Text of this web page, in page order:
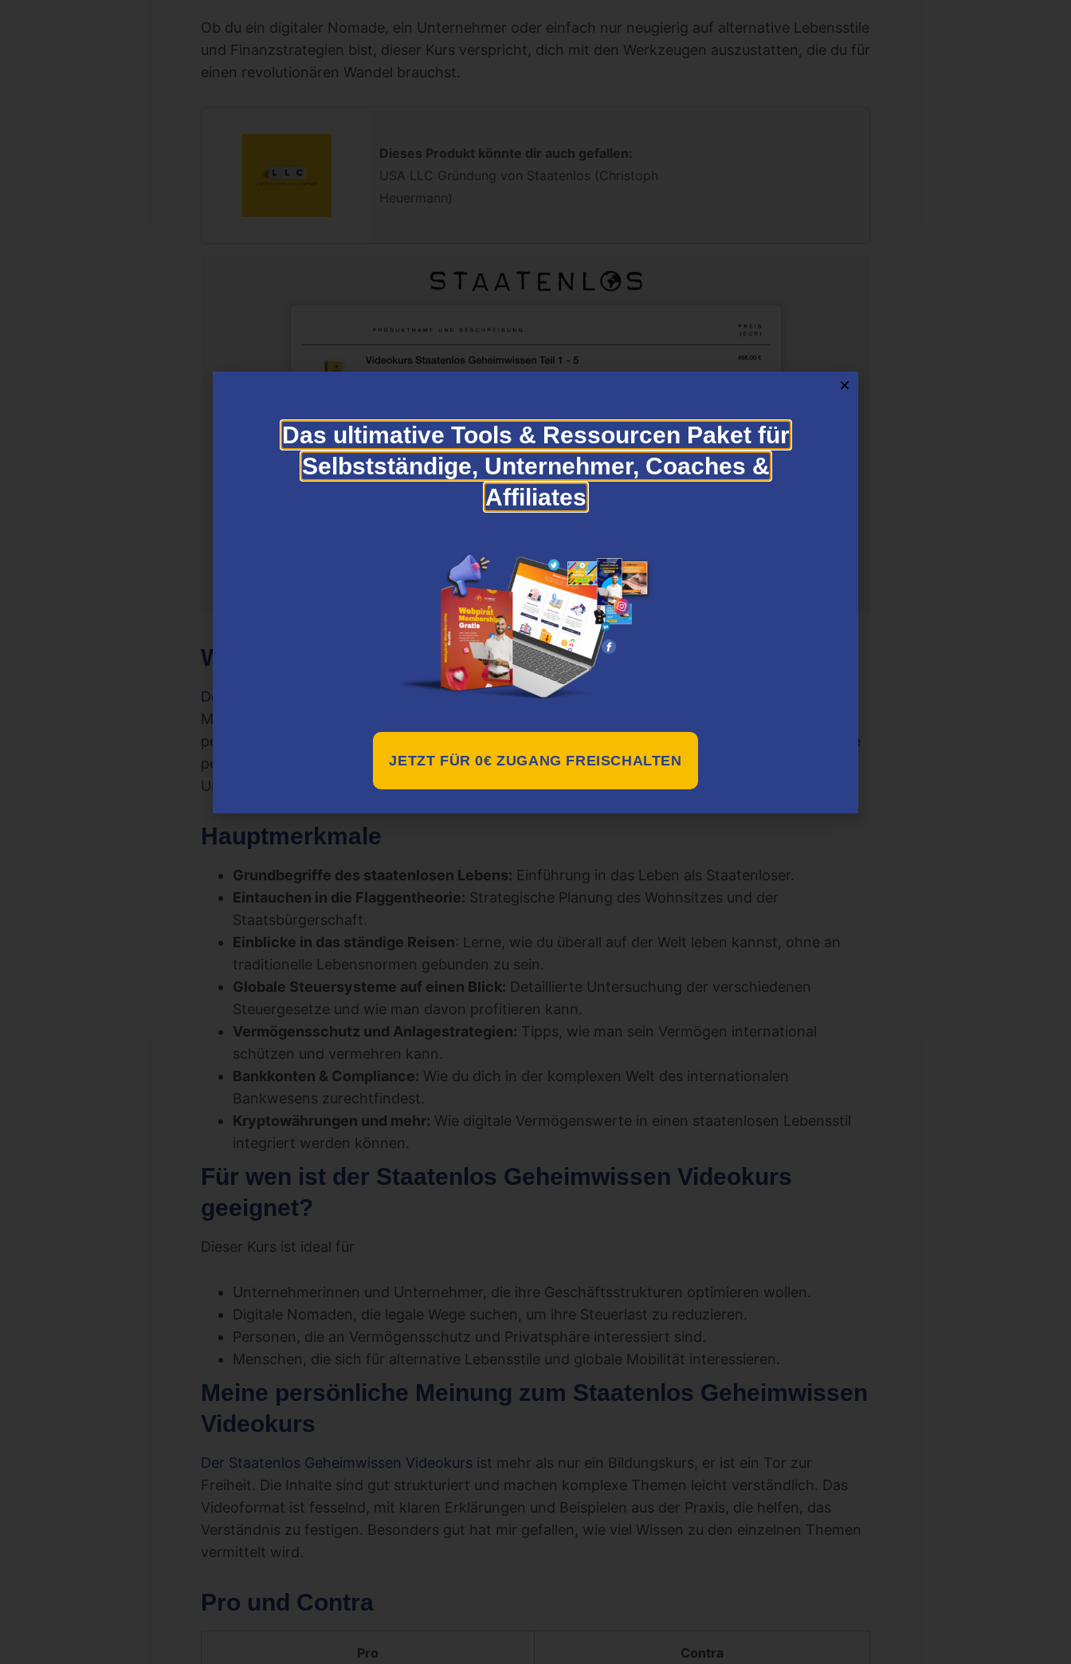
Ob du ein digitaler Nomade, ein Unternehmer oder einfach nur neugierig auf alternative Lebensstile
und Finanzstrategien bist, dieser Kurs verspricht, dich mit den Werkzeugen auszustatten, die du für
einen revolutionären Wandel brauchst.
Dieses Produkt könnte dir auch gefallen:
USA LLC Gründung von Staatenlos (Christoph
Heuermann)
Worum geht es im Staatenlos Geheimwissen Videokurs?
Der Staatenlos Geheimwissen Videokurs
deckt ein breites Themenspektrum ab, das sich an
Menschen richtet, die ihr Verständnis von globaler Staatsbürgerschaft, Steuerplanung und
persönlicher Freiheit erweitern wollen. Er erklärt, wie sich unterschiedliche Rechtssysteme auf die
persönliche und finanzielle Freiheit auswirken können und gibt praktische Tipps, wie man diese
Unterschiede zu seinem Vorteil nutzen kann.
Hauptmerkmale
Grundbegriffe des staatenlosen Lebens: Einführung in das Leben als Staatenloser.
Eintauchen in die Flaggentheorie: Strategische Planung des Wohnsitzes und der
Staatsbürgerschaft.
Einblicke in das ständige Reisen: Lerne, wie du überall auf der Welt leben kannst, ohne an
traditionelle Lebensnormen gebunden zu sein.
Globale Steuersysteme auf einen Blick: Detaillierte Untersuchung der verschiedenen
Steuergesetze und wie man davon profitieren kann.
Vermögensschutz und Anlagestrategien: Tipps, wie man sein Vermögen international
schützen und vermehren kann.
Bankkonten & Compliance: Wie du dich in der komplexen Welt des internationalen
Bankwesens zurechtfindest.
Kryptowährungen und mehr: Wie digitale Vermögenswerte in einen staatenlosen Lebensstil
integriert werden können.
Für wen ist der Staatenlos Geheimwissen Videokurs
geeignet?
Dieser Kurs ist ideal für
Unternehmerinnen und Unternehmer, die ihre Geschäftsstrukturen optimieren wollen.
Digitale Nomaden, die legale Wege suchen, um ihre Steuerlast zu reduzieren.
Personen, die an Vermögensschutz und Privatsphäre interessiert sind.
Menschen, die sich für alternative Lebensstile und globale Mobilität interessieren.
Meine persönliche Meinung zum Staatenlos Geheimwissen
Videokurs
Der Staatenlos Geheimwissen Videokurs ist mehr als nur ein Bildungskurs, er ist ein Tor zur
Freiheit. Die Inhalte sind gut strukturiert und machen komplexe Themen leicht verständlich. Das
Videoformat ist fesselnd, mit klaren Erklärungen und Beispielen aus der Praxis, die helfen, das
Verständnis zu festigen. Besonders gut hat mir gefallen, wie viel Wissen zu den einzelnen Themen
vermittelt wird.
Pro und Contra
Pro Contra
Das ultimative Tools & Ressourcen Paket für
Selbstständige, Unternehmer, Coaches &
Affiliates
JETZT FÜR 0€ ZUGANG FREISCHALTEN